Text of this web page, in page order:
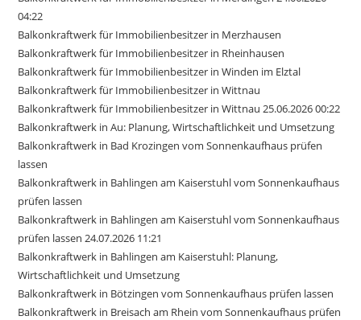
04:22
Balkonkraftwerk für Immobilienbesitzer in Merzhausen
Balkonkraftwerk für Immobilienbesitzer in Rheinhausen
Balkonkraftwerk für Immobilienbesitzer in Winden im Elztal
Balkonkraftwerk für Immobilienbesitzer in Wittnau
Balkonkraftwerk für Immobilienbesitzer in Wittnau 25.06.2026 00:22
Balkonkraftwerk in Au: Planung, Wirtschaftlichkeit und Umsetzung
Balkonkraftwerk in Bad Krozingen vom Sonnenkaufhaus prüfen
lassen
Balkonkraftwerk in Bahlingen am Kaiserstuhl vom Sonnenkaufhaus
prüfen lassen
Balkonkraftwerk in Bahlingen am Kaiserstuhl vom Sonnenkaufhaus
prüfen lassen 24.07.2026 11:21
Balkonkraftwerk in Bahlingen am Kaiserstuhl: Planung,
Wirtschaftlichkeit und Umsetzung
Balkonkraftwerk in Bötzingen vom Sonnenkaufhaus prüfen lassen
Balkonkraftwerk in Breisach am Rhein vom Sonnenkaufhaus prüfen